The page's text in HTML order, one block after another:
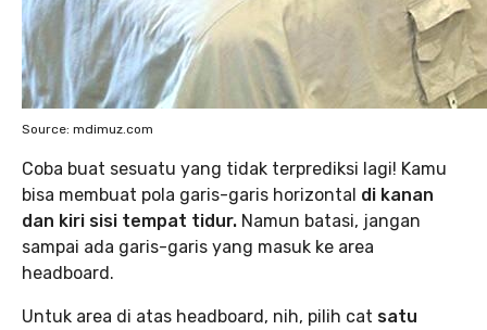
Source: mdimuz.com
Coba buat sesuatu yang tidak terprediksi lagi! Kamu
bisa membuat pola garis-garis horizontal di kanan
dan kiri sisi tempat tidur. Namun batasi, jangan
sampai ada garis-garis yang masuk ke area
headboard.
Untuk area di atas headboard, nih, pilih cat satu